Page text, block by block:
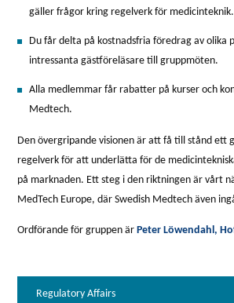
Regulatory Affairs
gäller frågor kring regelverk för medicinteknik.
Du får delta på kostnadsfria föredrag av olika
intressanta gästföreläsare till gruppmöten.
Alla medlemmar får rabatter på kurser och
Medtech.
Den övergripande visionen är att få till stånd ett
regelverk för att underlätta för de
på marknaden. Ett steg i den riktningen är vårt
MedTech Europe, där Swedish Medtech även
Ordförande för gruppen ärPeter Löwendahl,